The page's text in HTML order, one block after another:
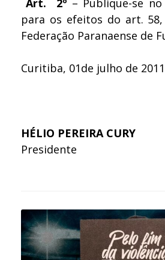
para os efeitos do art.
Federação Paranaense de
Curitiba, 01de julho de
HÉLIO PEREIRA CURY
Presidente